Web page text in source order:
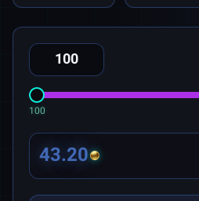
100
43.20